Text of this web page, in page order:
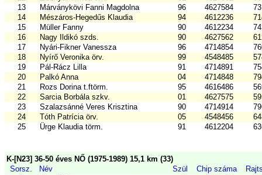
13
Márványkövi Fanni Magdolna 96 4627584
14
Mészáros-Hegedűs Klaudia 94 4612236
15
Müller Fanny 90 4612234
16
Nagy Ildikó szds. 90 4627562
17
Nyári-Fikner Vanessza 96 4714854
18
Nyírő Veronika örv. 99 4548485
19
Pál-Rácz Lilla 91 4714891
20
Palkó Anna 04 4714848
21
Rozs Dorina t.ftörm. 95 4616486
22
Sarcia Borbála szkv. 01 4627575
23
Szalazsánné Veres Krisztina 90 4714914
24
Tóth Patrícia örv. 05 4548456
25
Ürge Klaudia törm. 91 4612204
K-[N23] 36-50 éves NŐ (1975-1989) 15,1 km (33)
Sorsz.
Név Szül Chip száma